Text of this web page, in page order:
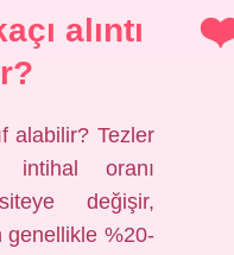
alıntı
alabilir? Tezler
intihal oranı
değişir,
genellikle %20-